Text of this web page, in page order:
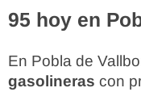
95 hoy en
En Pobla de
gasolineras con